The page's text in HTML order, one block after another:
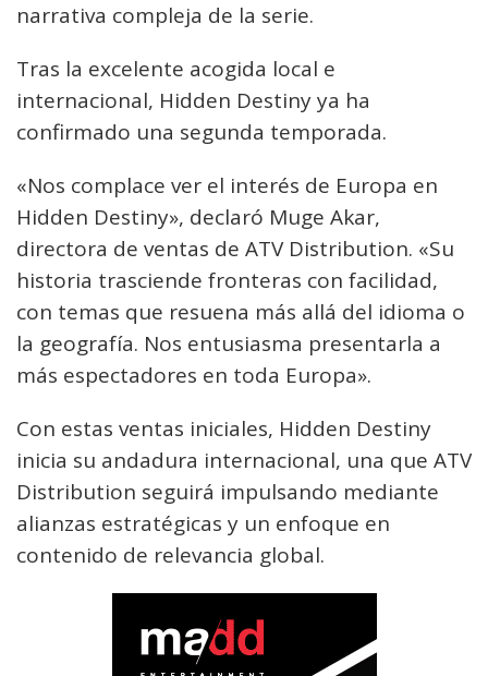
narrativa compleja de la serie.
Tras la excelente acogida local e
internacional, Hidden Destiny ya ha
confirmado una segunda temporada.
«Nos complace ver el interés de Europa en
Hidden Destiny», declaró Muge Akar,
directora de ventas de ATV Distribution. «Su
historia trasciende fronteras con facilidad,
con temas que resuena más allá del idioma o
la geografía. Nos entusiasma presentarla a
más espectadores en toda Europa».
Con estas ventas iniciales, Hidden Destiny
inicia su andadura internacional, una que ATV
Distribution seguirá impulsando mediante
alianzas estratégicas y un enfoque en
contenido de relevancia global.